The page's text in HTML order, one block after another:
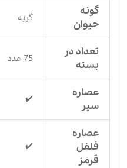
گونه
حیوان
گربه
تعداد در
بسته
75 عدد
عصاره
سیر
✔️
عصاره
فلفل
قرمز
✔️